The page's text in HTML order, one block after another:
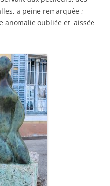
à peine remarquée ;
anomalie oubliée et laissée